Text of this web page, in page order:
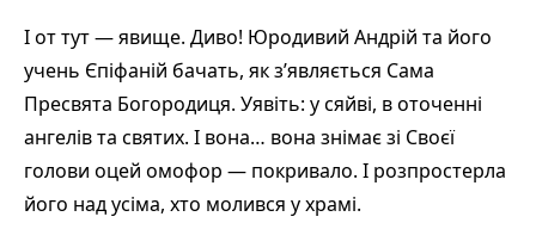
І от тут — явище. Диво! Юродивий Андрій та його
учень Єпіфаній бачать, як з’являється Сама
Пресвята Богородиця. Уявіть: у сяйві, в оточенні
ангелів та святих. І вона… вона знімає зі Своєї
голови оцей омофор — покривало. І розпростерла
його над усіма, хто молився у храмі.